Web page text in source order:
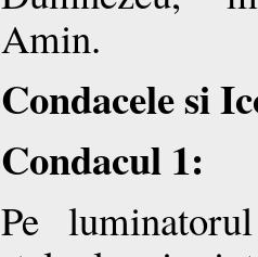
Amin.
Condacele si
Condacul 1:
Pe